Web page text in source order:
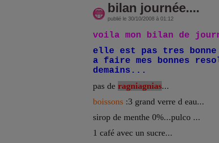
bilan journée....
publié le 30/10/2008 à 01:12
voila mon bilan de
elle est pas tres bonne
a faire mes bonnes
demains...
pas de ragniagnias...
boissons :3 grand verre d eau...
sirop de menthe 0%...pulco ...
1 café avec un sucre...